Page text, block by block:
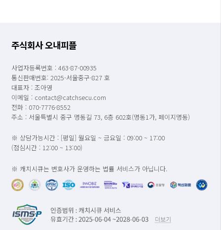
주식회사 오내피플
사업자등록번호 : 463-87-00935
통신판매번호: 2025-서울중구-827 호
대표자 : 조아영
이메일 : contact@catchsecu.com
전화 : 070-7776-8552
주소 : 서울특별시 중구 명동길 73, 6층 602호(명동1가, 페이지명동)
※ 상담가능시간 : [평일] 월요일 ~ 금요일 : 09:00 ~ 17:00
(점심시간 : 12:00 ~ 13:00)
※ 캐치시큐는 변호사가 운영하는 법률 서비스가 아닙니다.